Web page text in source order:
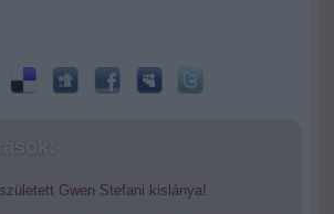
Gwen Stefani kislánya!